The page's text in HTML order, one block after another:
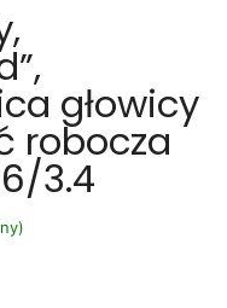
głowicy
robocza
3.4